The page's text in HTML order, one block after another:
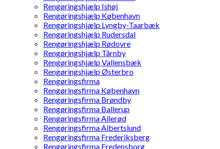
Rengøringshjælp Ishøj
Rengøringshjælp København
Rengøringshjælp Lyngby-Taarbæk
Rengøringshjælp Rudersdal
Rengøringshjælp Rødovre
Rengøringshjælp Tårnby
Rengøringshjælp Vallensbæk
Rengøringshjælp Østerbro
Rengøringsfirma
Rengøringsfirma København
Rengøringsfirma Brøndby
Rengøringsfirma Ballerup
Rengøringsfirma Allerød
Rengøringsfirma Albertslund
Rengøringsfirma Frederiksberg
Rengøringsfirma Fredensborg